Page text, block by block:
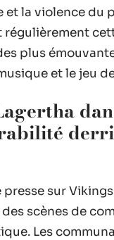
et la violence du
régulièrement
plus
et le jeu
presse sur
scènes de
Les